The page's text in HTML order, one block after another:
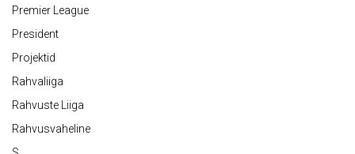
Premier League
President
Projektid
Rahvaliiga
Rahvuste Liiga
Rahvusvaheline